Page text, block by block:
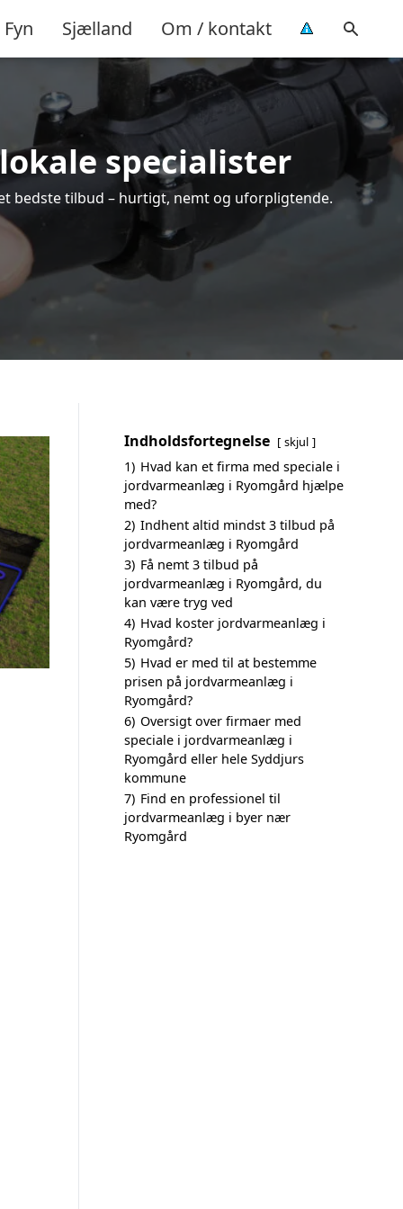
Fyn Sjælland Om / kontakt
specialister
bedste tilbud – hurtigt, nemt og uforpligtende.
Indholdsfortegnelse skjul
1) Hvad kan et firma med speciale i
jordvarmeanlæg i Ryomgård hjælpe
med?
2) Indhent altid mindst 3 tilbud på
jordvarmeanlæg i Ryomgård
3) Få nemt 3 tilbud på
jordvarmeanlæg i Ryomgård, du
kan være tryg ved
4) Hvad koster jordvarmeanlæg i
Ryomgård?
5) Hvad er med til at bestemme
prisen på jordvarmeanlæg i
Ryomgård?
6) Oversigt over firmaer med
speciale i jordvarmeanlæg i
Ryomgård eller hele Syddjurs
kommune
7) Find en professionel til
jordvarmeanlæg i byer nær
Ryomgård